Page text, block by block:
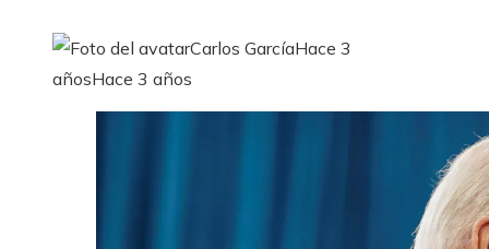
Carlos GarcíaHace 3
añosHace 3 años